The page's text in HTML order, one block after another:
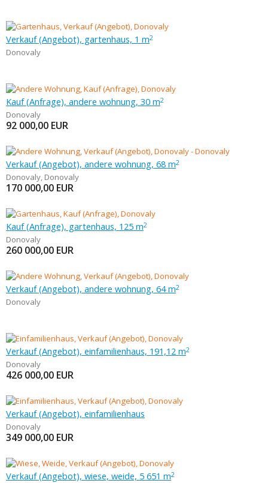
Verkauf (Angebot), gartenhaus, 1 m2
Donovaly
Kauf (Anfrage), andere wohnung, 30 m2
Donovaly
92 000,00 EUR
Verkauf (Angebot), andere wohnung, 68 m2
Donovaly, Donovaly
170 000,00 EUR
Kauf (Anfrage), gartenhaus, 125 m2
Donovaly
260 000,00 EUR
Verkauf (Angebot), andere wohnung, 64 m2
Donovaly
Verkauf (Angebot), einfamilienhaus, 191,12 m2
Donovaly
426 000,00 EUR
Verkauf (Angebot), einfamilienhaus
Donovaly
349 000,00 EUR
Verkauf (Angebot), wiese, weide, 5 651 m2